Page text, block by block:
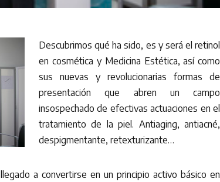
Descubrimos qué ha sido, es y será el retinol
en cosmética y Medicina Estética, así como
sus nuevas y revolucionarias formas de
presentación que abren un campo
insospechado de efectivas actuaciones en el
tratamiento de la piel. Antiaging, antiacné,
despigmentante, retexturizante…
a convertirse en un principio activo básico en